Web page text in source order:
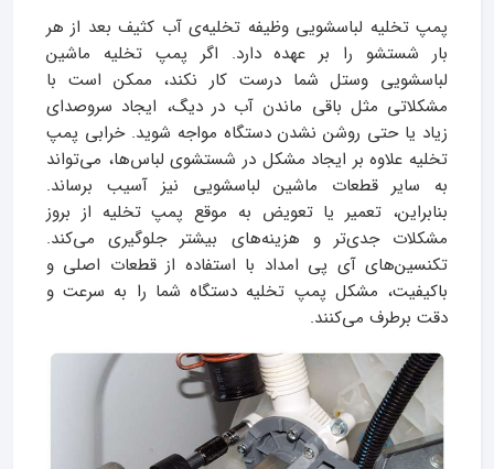
پمپ تخلیه لباسشویی وظیفه‌ تخلیه‌ی آب کثیف بعد از هر
بار شستشو را بر عهده دارد. اگر پمپ تخلیه ماشین
لباسشویی وستل شما درست کار نکند، ممکن است با
مشکلاتی مثل باقی ماندن آب در دیگ، ایجاد سروصدای
زیاد یا حتی روشن نشدن دستگاه مواجه شوید. خرابی پمپ
تخلیه علاوه بر ایجاد مشکل در شستشوی لباس‌ها، می‌تواند
به سایر قطعات ماشین لباسشویی نیز آسیب برساند.
بنابراین، تعمیر یا تعویض به موقع پمپ تخلیه از بروز
مشکلات جدی‌تر و هزینه‌های بیشتر جلوگیری می‌کند.
تکنسین‌های آی پی امداد با استفاده از قطعات اصلی و
باکیفیت، مشکل پمپ تخلیه دستگاه شما را به سرعت و
دقت برطرف می‌کنند.